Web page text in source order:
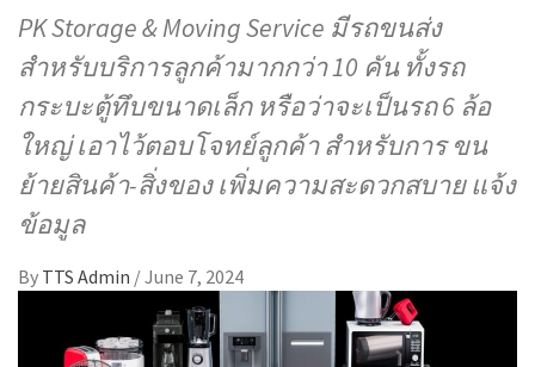
PK Storage & Moving Service มีรถขนส่ง
สำหรับบริการลูกค้ามากกว่า 10 คัน ทั้งรถ
กระบะตู้ทึบขนาดเล็ก หรือว่าจะเป็นรถ 6 ล้อ
ใหญ่ เอาไว้ตอบโจทย์ลูกค้า สำหรับการ ขน
ย้ายสินค้า-สิ่งของ เพิ่มความสะดวกสบาย แจ้ง
ข้อมูล
By TTS Admin /June 7, 2024